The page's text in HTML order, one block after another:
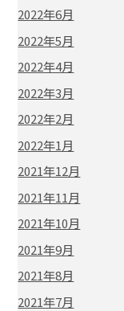
2022年6月
2022年5月
2022年4月
2022年3月
2022年2月
2022年1月
2021年12月
2021年11月
2021年10月
2021年9月
2021年8月
2021年7月